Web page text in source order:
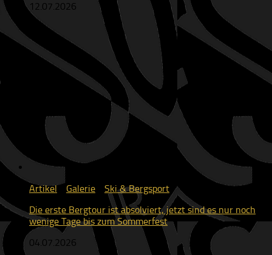
12.07.2026
Artikel/ Galerie
Ski & Bergsport
Die erste Bergtour ist absolviert, jetzt sind es nur noch
wenige Tage bis zum Sommerfest
04.07.2026